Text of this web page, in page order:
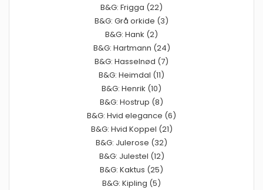
B&G: Frigga (22)
B&G: Grå orkide (3)
B&G: Hank (2)
B&G: Hartmann (24)
B&G: Hasselnød (7)
B&G: Heimdal (11)
B&G: Henrik (10)
B&G: Hostrup (8)
B&G: Hvid elegance (6)
B&G: Hvid Koppel (21)
B&G: Julerose (32)
B&G: Julestel (12)
B&G: Kaktus (25)
B&G: Kipling (5)